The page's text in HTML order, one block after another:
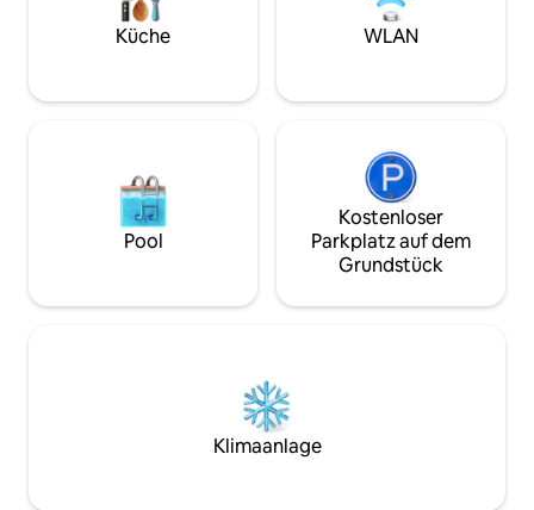
Schreibtischbereich. Verfügt auch über
einen wunderschönen gemeinsamen
Gebäude mit 2 Einheiten und der Hof
versuchen, schnell zu antworten. Bitte
kontaktiere uns jederzeit, falls du etwas
brauchst. Zusätzliche Vorräte,
Empfehlungen für die Nachbarschaft
zwischen Wicker Park und Bucktown,
Vintage-Fundstücke, Plattenläden und
viele Indie-Einkaufsmöglichkeiten in
diesem trendigen Teil der Stadt Der 24-
Stunden-Zug Blue Line EL liegt nur 5
9' x 15' HD-
Duschraum mit
leuchtenden
Küche WLAN
Pool
Kostenloser
Parkplatz auf dem
Grundstück
Klimaanlage